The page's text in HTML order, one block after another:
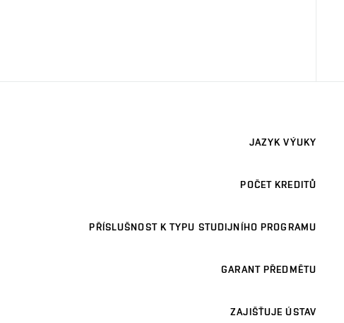
JAZYK VÝUKY
POČET KREDITŮ
PŘÍSLUŠNOST K TYPU STUDIJNÍHO PROGRAMU
GARANT PŘEDMĚTU
ZAJIŠŤUJE ÚSTAV